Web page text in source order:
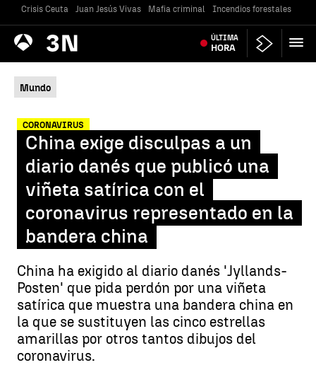
Crisis Ceuta Juan Jesús Vivas Mafia criminal Incendios forestales
Antena
3 Noticias ÚLTIMA
HORA
Mundo
CORONAVIRUS
China exige disculpas a un
diario danés que publicó una
viñeta satírica con el
coronavirus representado en la
bandera china
China ha exigido al diario danés 'Jyllands-
Posten' que pida perdón por una viñeta
satírica que muestra una bandera china en
la que se sustituyen las cinco estrellas
amarillas por otros tantos dibujos del
coronavirus.